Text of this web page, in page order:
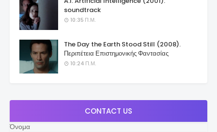
soundtrack
10:35 Π.Μ.
The Day the Earth Stood Still (2008).
Περιπέτεια Επιστημονικής Φαντασίας
10:24 Π.Μ.
CONTACT US
Όνομα